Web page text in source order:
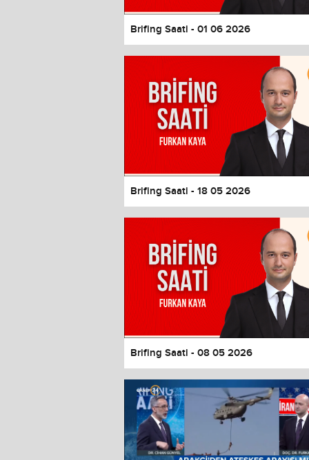
Brifing Saati - 01 06 2026
Brifing Saati - 18 05 2026
Brifing Saati - 08 05 2026